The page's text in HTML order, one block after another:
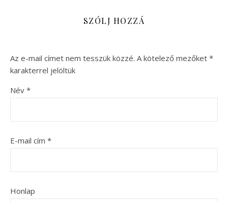
SZÓLJ HOZZÁ
Az e-mail címet nem tesszük közzé. A kötelező mezőket *
karakterrel jelöltük
Név *
E-mail cím *
Honlap